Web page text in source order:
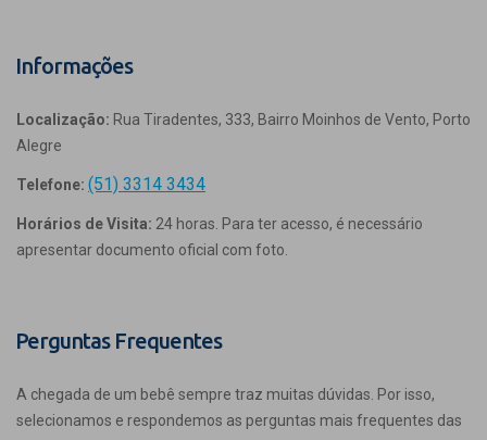
Informações
Localização: Rua Tiradentes, 333, Bairro Moinhos de Vento, Porto
Alegre
Telefone: (51) 3314 3434
Horários de Visita: 24 horas. Para ter acesso, é necessário
apresentar documento oficial com foto.
Perguntas Frequentes
A chegada de um bebê sempre traz muitas dúvidas. Por isso,
selecionamos e respondemos as perguntas mais frequentes das